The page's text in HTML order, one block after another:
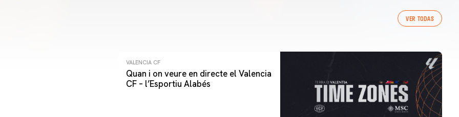
VER TODAS
VALENCIA CF
Quan i on veure en directe el Valencia
CF – l’Esportiu Alabés